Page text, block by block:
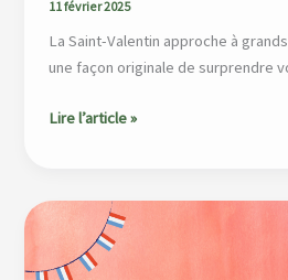
11 février 2025
La Saint-Valentin approche à
une façon originale de surprendre
Lire l’article »
Cadeaux
Made